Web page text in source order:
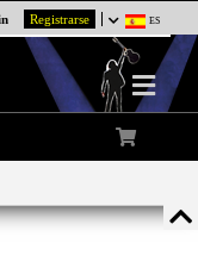
Registrarse ES